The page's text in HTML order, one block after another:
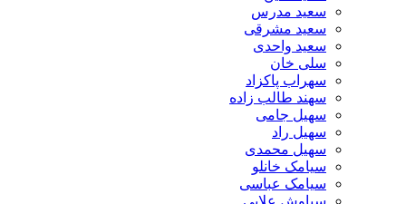
سعید مدرس
سعید مشرقی
سعید واحدی
سلی خان
سهراب پاکزاد
سهند طالب زاده
سهیل جامی
سهیل راد
سهیل محمدی
سیامک خانلو
سیامک عباسی